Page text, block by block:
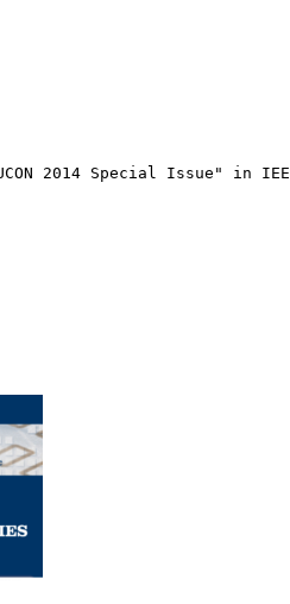
2014 Special Issue" in